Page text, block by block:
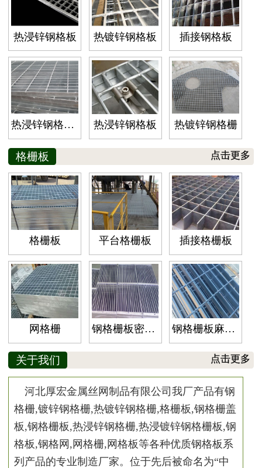
热浸锌钢格板 热镀锌钢格板 插接钢格板
热浸锌钢格栅板 热浸锌钢格板 热镀锌钢格栅
格栅板 点击更多
格栅板 平台格栅板 插接格栅板
网格栅 钢格栅板密型格栅板 钢格栅板麻花钢格栅板
关于我们 点击更多
河北厚宏金属丝网制品有限公司我厂产品有钢
格栅,镀锌钢格栅,热镀锌钢格栅,格栅板,钢格栅盖
板,钢格栅板,热浸锌钢格栅,热浸镀锌钢格栅板,钢
格板,钢格网,网格栅,网格板等各种优质钢格板系
列产品的专业制造厂家。位于先后被命名为“中